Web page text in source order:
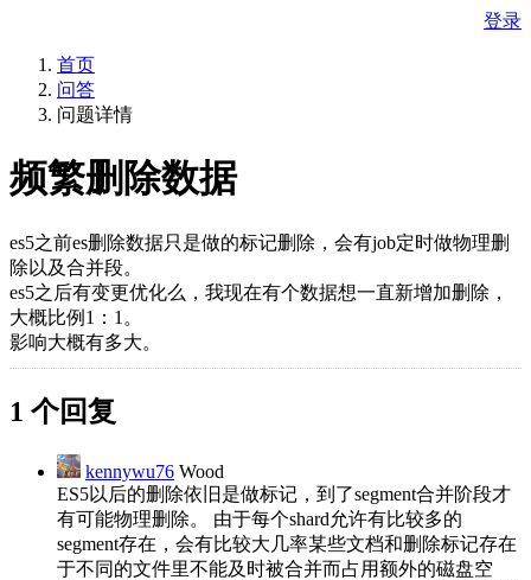
登录
首页
问答
问题详情
频繁删除数据
es5之前es删除数据只是做的标记删除，会有job定时做物理删
除以及合并段。
es5之后有变更优化么，我现在有个数据想一直新增加删除，
大概比例1：1。
影响大概有多大。
1 个回复
kennywu76 Wood
ES5以后的删除依旧是做标记，到了segment合并阶段才
有可能物理删除。 由于每个shard允许有比较多的
segment存在，会有比较大几率某些文档和删除标记存在
于不同的文件里不能及时被合并而占用额外的磁盘空